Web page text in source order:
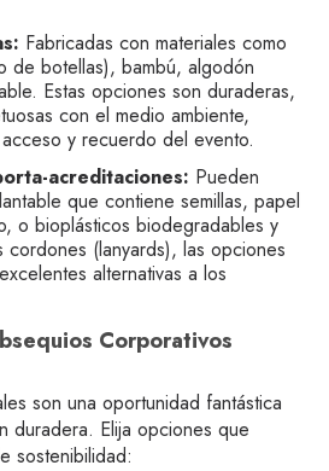
Fabricadas con materiales como
de botellas), bambú, algodón
Estas opciones son duraderas,
con el medio ambiente,
y recuerdo del evento.
acreditaciones: Pueden
que contiene semillas, papel
o bioplásticos biodegradables y
(lanyards), las opciones
alternativas a los
Corporativos
son una oportunidad fantástica
duradera. Elija opciones que
sostenibilidad: